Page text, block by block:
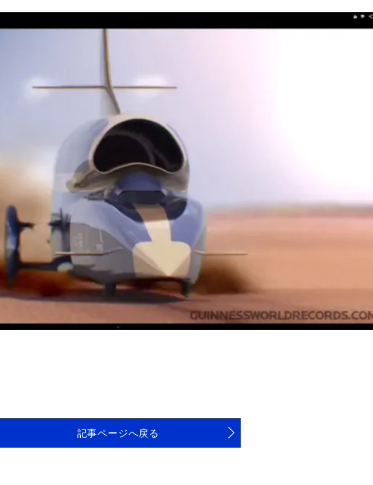
記事ページへ戻る